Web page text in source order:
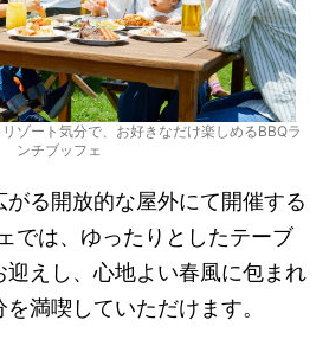
ゾート気分で、お好きなだけ楽しめるBBQラ
ンチブッフェ
る開放的な屋外にて開催する
では、ゆったりとしたテーブ
迎えし、心地よい春風に包まれ
満喫していただけます。